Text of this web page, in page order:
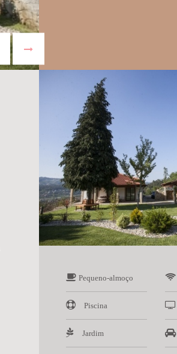
Pequeno-almoço
Piscina
Jardim